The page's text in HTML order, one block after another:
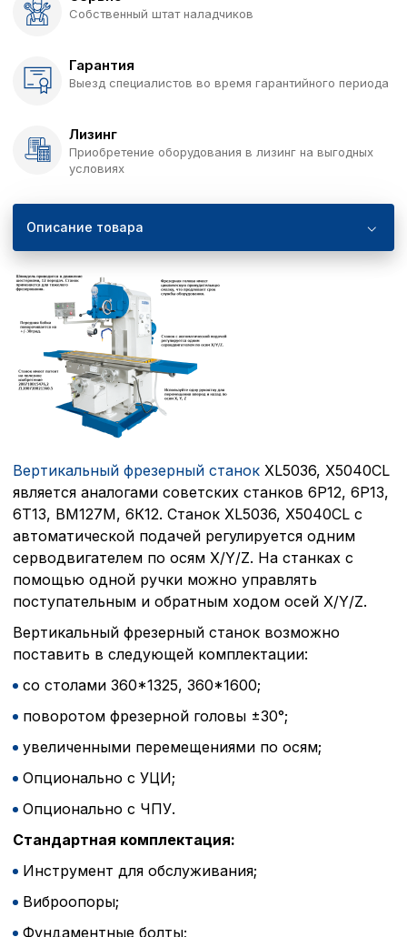
Собственный штат наладчиков
Гарантия
Выезд специалистов во время гарантийного периода
Лизинг
Приобретение оборудования в лизинг на выгодных
условиях
Описание товара
Вертикальный фрезерный станок XL5036, X5040CL
является аналогами советских станков 6Р12, 6Р13,
6Т13, ВМ127М, 6К12. Станок XL5036, X5040CL с
автоматической подачей регулируется одним
серводвигателем по осям X/Y/Z. На станках с
помощью одной ручки можно управлять
поступательным и обратным ходом осей X/Y/Z.
Вертикальный фрезерный станок возможно
поставить в следующей комплектации:
со столами 360*1325, 360*1600;
поворотом фрезерной головы ±30°;
увеличенными перемещениями по осям;
Опционально с УЦИ;
Опционально с ЧПУ.
Стандартная комплектация:
Инструмент для обслуживания;
Виброопоры;
Фундаментные болты;